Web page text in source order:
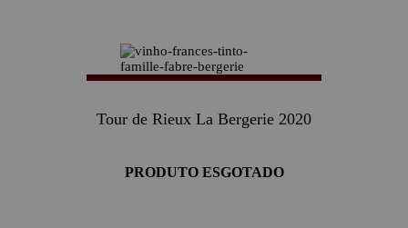
Tour de Rieux La Bergerie 2020
PRODUTO ESGOTADO